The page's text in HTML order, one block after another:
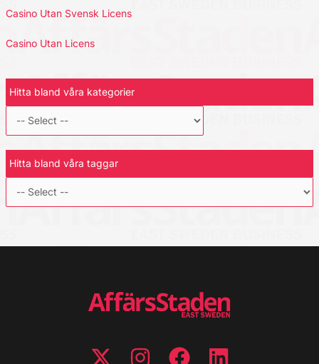
Casino Utan Svensk Licens
Casino Utan Licens
Hitta bland våra kategorier
Hitta bland våra taggar